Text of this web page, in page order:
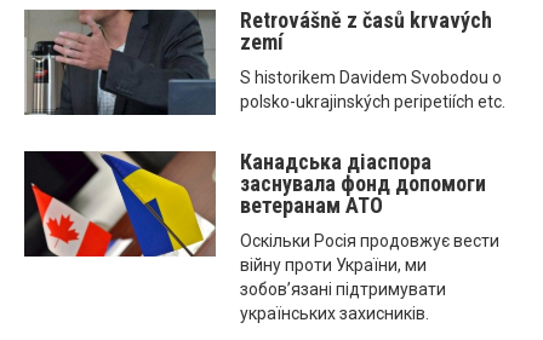
Retrovášně z časů krvavých
zemí
S historikem Davidem Svobodou o
polsko-ukrajinských peripetiích etc.
Канадська діаспора
заснувала фонд допомоги
ветеранам ATO
Оскільки Росія продовжує вести
війну проти України, ми
зобов’язані підтримувати
українських захисників.